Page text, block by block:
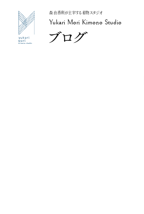
Yukari Mori Kimono Studio
森 由香利が主宰する着物スタジオ
Yukari Mori Kimono Studio